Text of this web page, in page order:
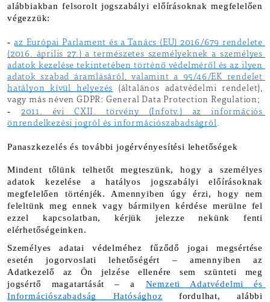
alábbiakban felsorolt jogszabályi előírásoknak megfelelően
végezzük:
- az Európai Parlament és a Tanács (EU) 2016/679 rendelete
(2016. április 27.) a természetes személyeknek a személyes
adatok kezelése tekintetében történő védelméről és az ilyen
adatok szabad áramlásáról, valamint a 95/46/EK rendelet
hatályon kívül helyezés (általános adatvédelmi rendelet),
vagy más néven GDPR: General Data Protection Regulation;
-
2011. évi CXII. törvény (Infotv.) az információs
önrendelkezési jogról és információszabadságról.
Panaszkezelés és további jogérvényesítési lehetőségek
Mindent tőlünk telhetőt megteszünk, hogy a személyes
adatok kezelése a hatályos jogszabályi előírásoknak
megfelelően történjék. Amennyiben úgy érzi, hogy nem
feleltünk meg ennek vagy bármilyen kérdése merülne fel
ezzel kapcsolatban, kérjük jelezze nekünk fenti
elérhetőségeinken.
Személyes adatai védelméhez fűződő jogai megsértése
esetén jogorvoslati lehetőségért – amennyiben az
Adatkezelő az Ön jelzése ellenére sem szünteti meg
jogsértő magatartását – a Nemzeti Adatvédelmi és
Információszabadság Hatósághoz fordulhat, alábbi